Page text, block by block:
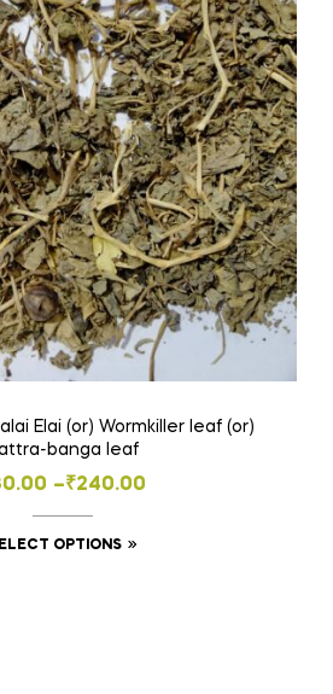
Elai (or) Wormkiller leaf (or)
banga leaf
–₹240.00
Price
range:
₹30.00
OPTIONS